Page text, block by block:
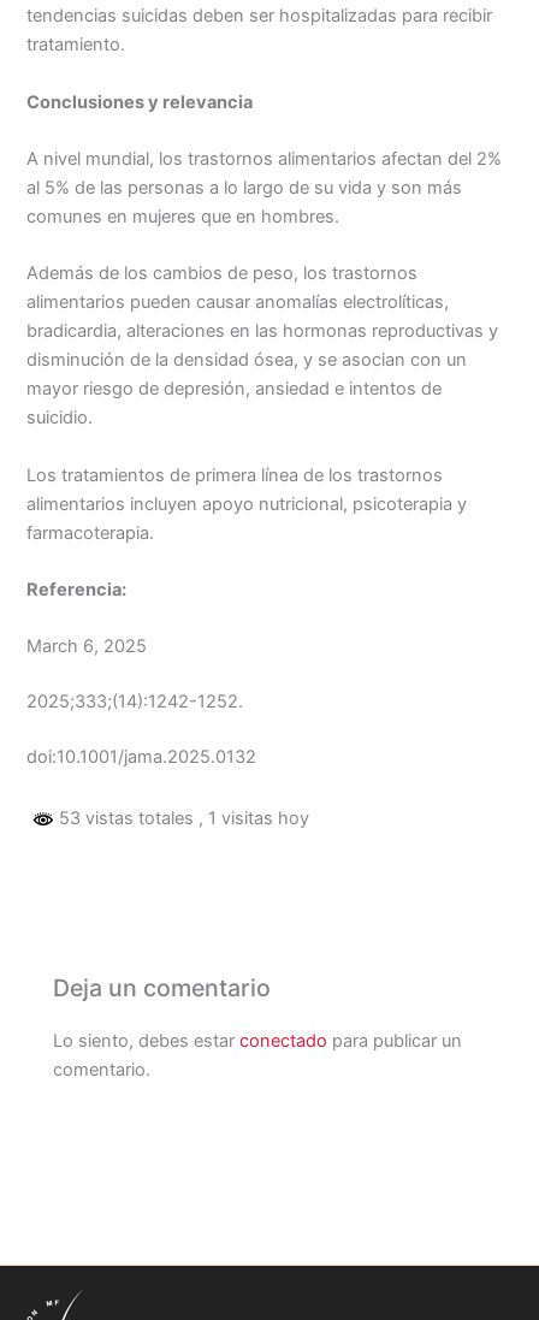
tendencias suicidas deben ser hospitalizadas para recibir
tratamiento.
Conclusiones y relevancia
A nivel mundial, los trastornos alimentarios afectan del 2%
al 5% de las personas a lo largo de su vida y son más
comunes en mujeres que en hombres.
Además de los cambios de peso, los trastornos
alimentarios pueden causar anomalías electrolíticas,
bradicardia, alteraciones en las hormonas reproductivas y
disminución de la densidad ósea, y se asocian con un
mayor riesgo de depresión, ansiedad e intentos de
suicidio.
Los tratamientos de primera línea de los trastornos
alimentarios incluyen apoyo nutricional, psicoterapia y
farmacoterapia.
Referencia:
March 6, 2025
2025;333;(14):1242-1252.
doi:10.1001/jama.2025.0132
53 vistas totales , 1 visitas hoy
Deja un comentario
Lo siento, debes estarconectado para publicar un
comentario.